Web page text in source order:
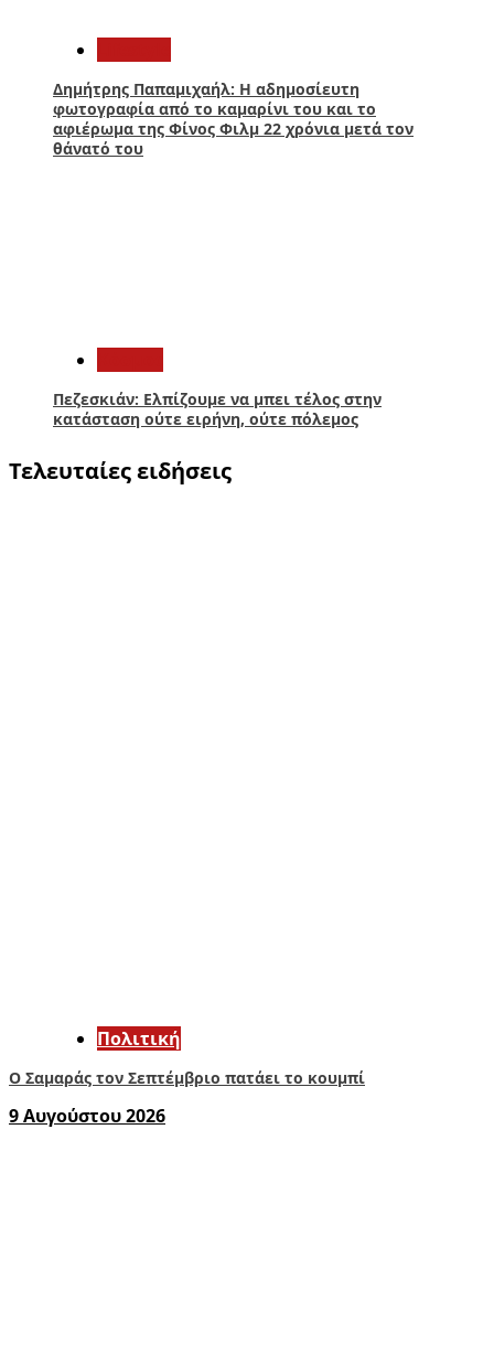
Δημήτρης Παπαμιχαήλ: Η αδημοσίευτη
φωτογραφία από το καμαρίνι του και το
αφιέρωμα της Φίνος Φιλμ 22 χρόνια μετά τον
θάνατό του
Πεζεσκιάν: Ελπίζουμε να μπει τέλος στην
κατάσταση ούτε ειρήνη, ούτε πόλεμος
Τελευταίες ειδήσεις
Πολιτική
Ο Σαμαράς τον Σεπτέμβριο πατάει το κουμπί
9 Αυγούστου 2026